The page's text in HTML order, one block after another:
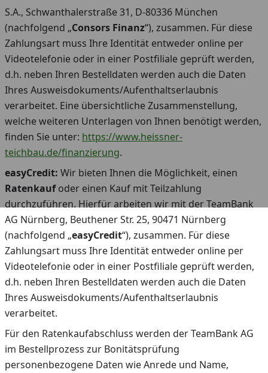
S.A., Schwanthalerstraße 31, D-80336 München
(nachfolgend „Consors Finanz“), zusammen. Für diese
Zahlungsart muss Ihre Identität entweder online per
Videotelefonie oder in einer Postfiliale geprüft werden,
d.h. neben Ihren Bestelldaten werden auch die Daten
Ihres Ausweisdokuments/Aufenthaltserlaubnis
verarbeitet. Eine übersichtliche Zusammenstellung,
welche weiteren Unterlagen von Ihnen benötigt werden,
finden Sie unter: https://www.heissner-
teichbau.de/finanzierung.
easyCredit: Wir bieten Ihnen die Möglichkeit, einen
Ratenkaufoder einen Kauf mit Teilzahlung
durchzuführen. Hierfür arbeiten wir mit der TeamBank
AG Nürnberg, Beuthener Str. 25, 90471 Nürnberg
(nachfolgend „easyCredit“), zusammen. Für diese
Zahlungsart muss Ihre Identität entweder online per
Videotelefonie oder in einer Postfiliale geprüft werden,
d.h. neben Ihren Bestelldaten werden auch die Daten
Ihres Ausweisdokuments/Aufenthaltserlaubnis
verarbeitet.
Für den Ratenkaufabschluss werden der TeamBank AG
im Bestellprozess zur Bonitätsprüfung
personenbezogene Daten wie Anrede und Name,